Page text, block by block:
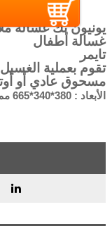
يونيون تك غسالة
غسالة أطفال
تايمر
تقوم بعملية
مسحوق عادي أو
الأبعاد : 380*340*665
EGP اتصل بنا